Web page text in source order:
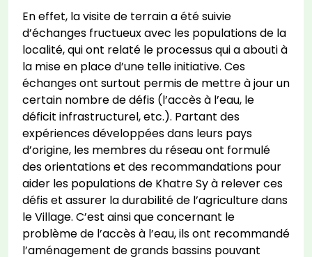
En effet, la visite de terrain a été suivie
d’échanges fructueux avec les populations de la
localité, qui ont relaté le processus qui a abouti à
la mise en place d’une telle initiative. Ces
échanges ont surtout permis de mettre à jour un
certain nombre de défis (l’accès à l’eau, le
déficit infrastructurel, etc.). Partant des
expériences développées dans leurs pays
d’origine, les membres du réseau ont formulé
des orientations et des recommandations pour
aider les populations de Khatre Sy à relever ces
défis et assurer la durabilité de l’agriculture dans
le Village. C’est ainsi que concernant le
problème de l’accès à l’eau, ils ont recommandé
l’aménagement de grands bassins pouvant